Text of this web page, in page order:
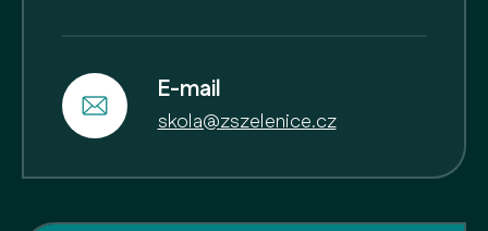
E-mail
skola@zszelenice.cz